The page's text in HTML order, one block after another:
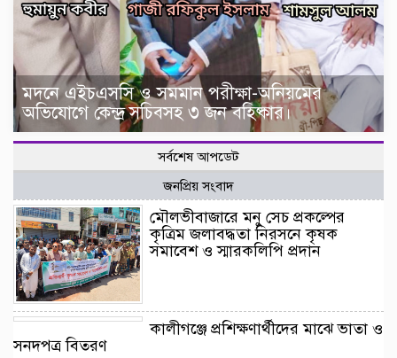
মদনে এইচএসসি ও সমমান পরীক্ষা-অনিয়মের
অভিযোগে কেন্দ্র সচিবসহ ৩ জন বহিষ্কার।
সর্বশেষ আপডেট
জনপ্রিয় সংবাদ
মৌলভীবাজারে মনু সেচ প্রকল্পের
কৃত্রিম জলাবদ্ধতা নিরসনে কৃষক
সমাবেশ ও স্মারকলিপি প্রদান
কালীগঞ্জে প্রশিক্ষণার্থীদের মাঝে ভাতা ও
সনদপত্র বিতরণ